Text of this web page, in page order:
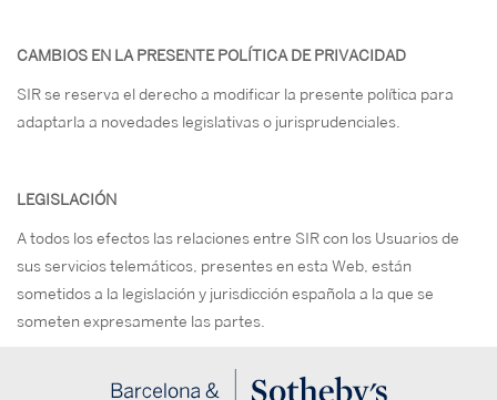
CAMBIOS EN LA PRESENTE POLÍTICA DE PRIVACIDAD
SIR se reserva el derecho a modificar la presente política para
adaptarla a novedades legislativas o jurisprudenciales.
LEGISLACIÓN
A todos los efectos las relaciones entre SIR con los Usuarios de
sus servicios telemáticos, presentes en esta Web, están
sometidos a la legislación y jurisdicción española a la que se
someten expresamente las partes.